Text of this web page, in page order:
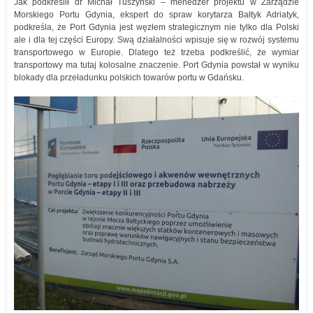
Jak podkreślił dr Michał Tuszyński – menedżer projektu w Zarządzie
Morskiego Portu Gdynia, ekspert do spraw korytarza Bałtyk Adriatyk,
podkreśla, że Port Gdynia jest węzłem strategicznym nie tylko dla Polski
ale i dla tej części Europy. Swą działalności wpisuje się w rozwój systemu
transportowego w Europie. Dlatego też trzeba podkreślić, że wymiar
transportowy ma tutaj kolosalne znaczenie. Port Gdynia powstał w wyniku
blokady dla przeładunku polskich towarów portu w Gdańsku.